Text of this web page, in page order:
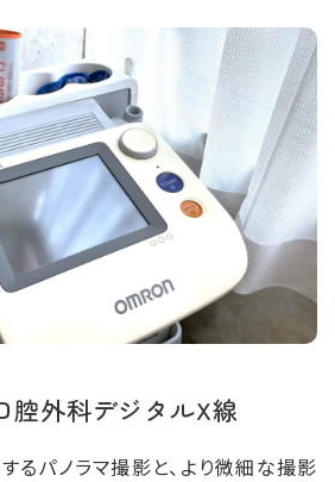
腔外科デジタルX線
るパノラマ撮影と、より微細な撮影